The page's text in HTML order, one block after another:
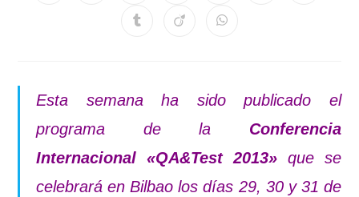
Esta semana ha sido publicado el
programa de la Conferencia
Internacional «QA&Test 2013» que se
celebrará en Bilbao los días 29, 30 y 31 de